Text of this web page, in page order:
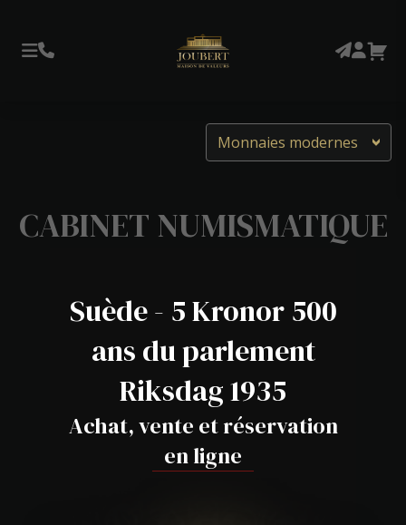
CABINET NUMISMATIQUE
Monnaies modernes
Suède - 5 Kronor 500
ans du parlement
Riksdag 1935
Achat, vente et réservation
en ligne